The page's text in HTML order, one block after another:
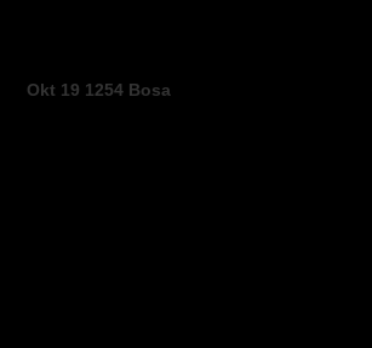
Okt 19 1254 Bosa